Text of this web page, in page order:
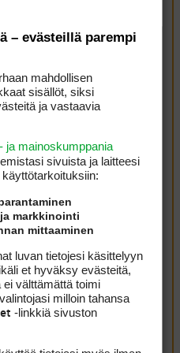
ovat pelanneet
Molinari. Vuonna 2012
puolikkaan pisteen
Tuolla Molinarin ja Woodsin
johti paria ja kisa ratkesi
ja Molinari edes
Euroopan joukkue
jonka jälkeen Woods ja
Woodsia tuskin
ja Molinarihan tuon
ASIATON VIESTI
21:17
– evästeillä parempi
mahdollisen
sisällöt, siksi
ja vastaavia
ja mainoskumppania
sivuista ja laitteesi
markkinointi
mittaaminen
luvan tietojesi käsittelyyn
et hyväksy evästeitä,
välttämättä toimi
milloin tahansa
-linkkiä sivuston